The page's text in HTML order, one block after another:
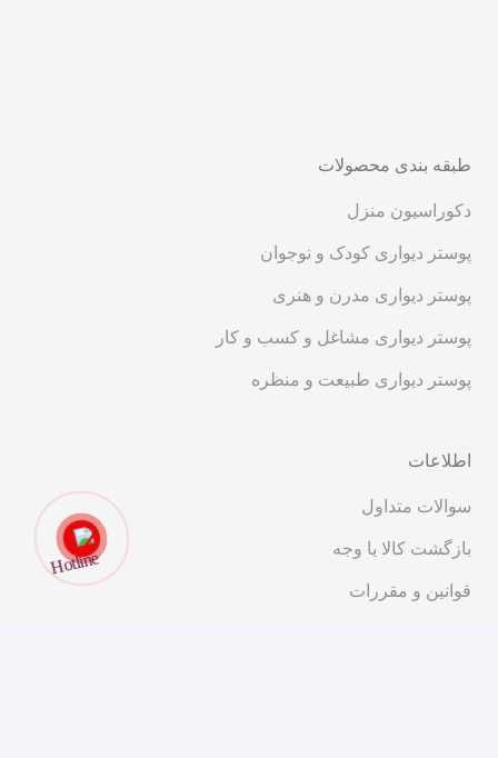
طبقه بندی محصولات
دکوراسیون منزل
پوستر دیواری کودک و نوجوان
پوستر دیواری مدرن و هنری
پوستر دیواری مشاغل و کسب و کار
پوستر دیواری طبیعت و منظره
اطلاعات
سوالات متداول
بازگشت کالا یا وجه
قوانین و مقررات